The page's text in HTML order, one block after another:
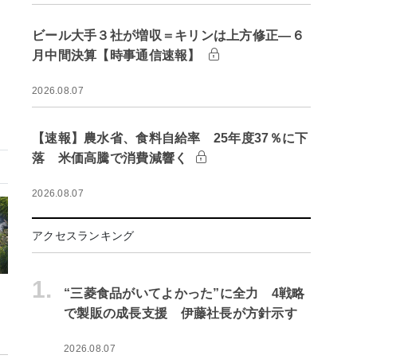
ビール大手３社が増収＝キリンは上方修正―６
月中間決算【時事通信速報】
2026.08.07
【速報】農水省、食料自給率 25年度37％に下
落 米価高騰で消費減響く
2026.08.07
アクセスランキング
1.
“三菱食品がいてよかった”に全力 4戦略
で製販の成長支援 伊藤社長が方針示す
2026.08.07